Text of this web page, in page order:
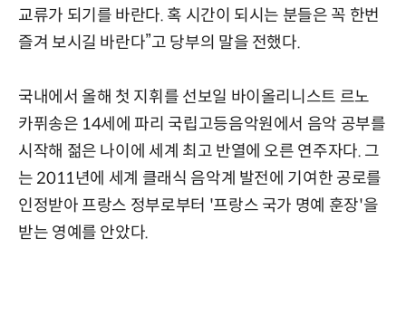
교류가 되기를 바란다. 혹 시간이 되시는 분들은 꼭 한번
즐겨 보시길 바란다”고 당부의 말을 전했다.
국내에서 올해 첫 지휘를 선보일 바이올리니스트 르노
카퓌송은 14세에 파리 국립고등음악원에서 음악 공부를
시작해 젊은 나이에 세계 최고 반열에 오른 연주자다. 그
는 2011년에 세계 클래식 음악계 발전에 기여한 공로를
인정받아 프랑스 정부로부터 '프랑스 국가 명예 훈장'을
받는 영예를 안았다.